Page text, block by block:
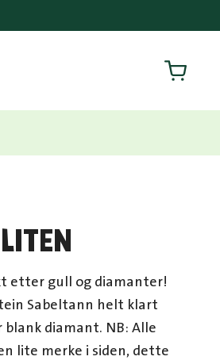
etter gull og diamanter!
Sabeltann helt klart
diamant. NB: Alle
lite merke i siden, dette